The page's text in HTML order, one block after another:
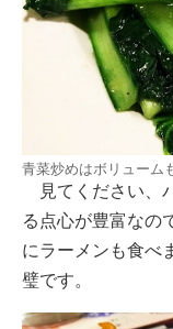
青菜炒めはボリューム
見てください、
る点心が豊富なの
にラーメンも食べ
璧です。